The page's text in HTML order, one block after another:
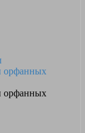
орфанных
орфанных